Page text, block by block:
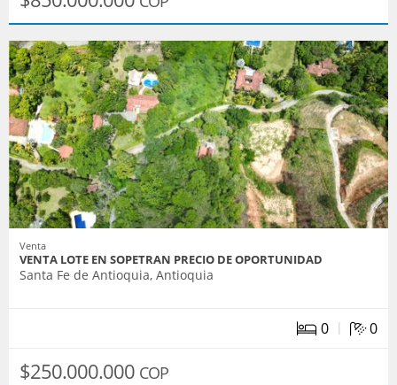
Venta
VENTA LOTE EN SOPETRAN PRECIO DE OPORTUNIDAD
Santa Fe de Antioquia, Antioquia
0 | 0
$250.000.000 COP